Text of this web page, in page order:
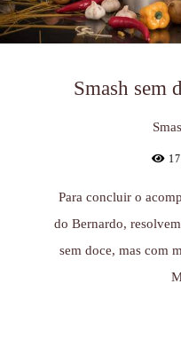
Smash sem
Para concluir o
do Bernardo,
sem doce, mas com